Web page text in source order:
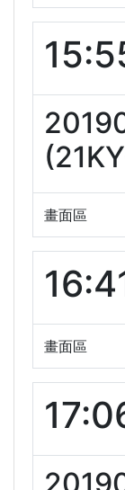
畫面區
畫面區